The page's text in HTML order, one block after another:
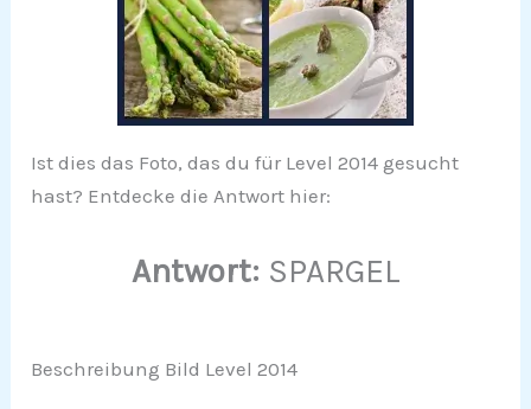
Ist dies das Foto, das du für Level 2014 gesucht
hast? Entdecke die Antwort hier:
Antwort: SPARGEL
Beschreibung Bild Level 2014